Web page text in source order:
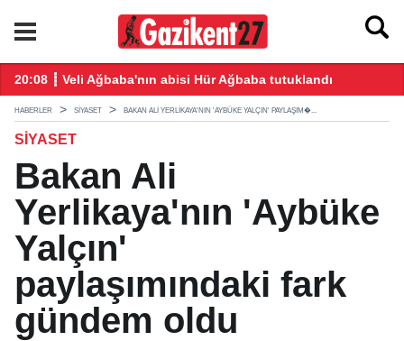
yaptı
20:08 ┋ Veli Ağbaba'nın abisi Hür Ağbaba tutuklandı
HABERLER SIYASET BAKAN ALI YERLIKAYA'NIN 'AYBÜKE YALÇIN' PAYLAŞIM�...
SIYASET
Bakan Ali
Yerlikaya'nın 'Aybüke
Yalçın'
paylaşımındaki fark
gündem oldu